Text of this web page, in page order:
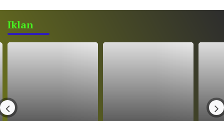
Iklan